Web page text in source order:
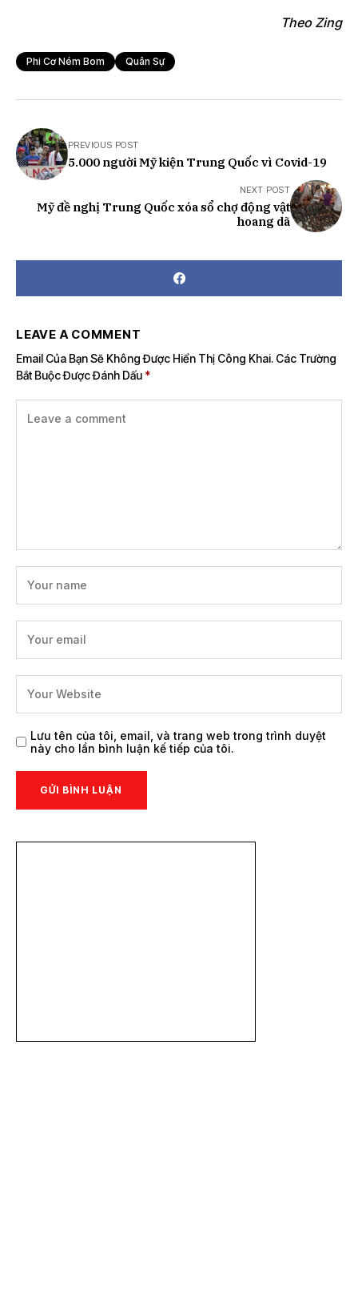
Theo Zing
Phi Cơ Ném Bom Quân Sự
PREVIOUS POST
5.000 người Mỹ kiện Trung Quốc vì Covid-19
NEXT POST
Mỹ đề nghị Trung Quốc xóa sổ chợ động vật
hoang dã
LEAVE A COMMENT
Email Của Bạn Sẽ Không Được Hiển Thị Công Khai. Các Trường
Bắt Buộc Được Đánh Dấu *
Lưu tên của tôi, email, và trang web trong trình duyệt
này cho lần bình luận kế tiếp của tôi.